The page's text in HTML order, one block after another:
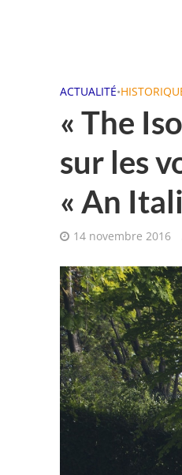
ACTUALITÉ•
« The
sur les
« An
14 novembre 2016